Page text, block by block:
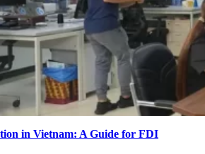
in Vietnam: A Guide for FDI